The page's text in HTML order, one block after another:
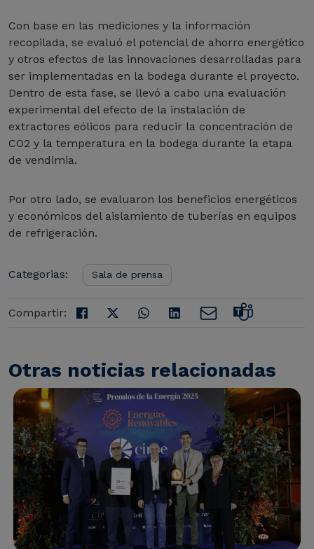
Con base en las mediciones y la información
recopilada, se evaluó el potencial de ahorro energético
y otros efectos de las innovaciones desarrolladas para
ser implementadas en la bodega durante el proyecto.
Dentro de esta fase, se llevó a cabo una evaluación
experimental del efecto de la instalación de
extractores eólicos para reducir la concentración de
CO2 y la temperatura en la bodega durante la etapa
de vendimia.
Por otro lado, se evaluaron los beneficios energéticos
y económicos del aislamiento de tuberías en equipos
de refrigeración.
Categorias: Sala de prensa
Compartir:
Otras noticias relacionadas